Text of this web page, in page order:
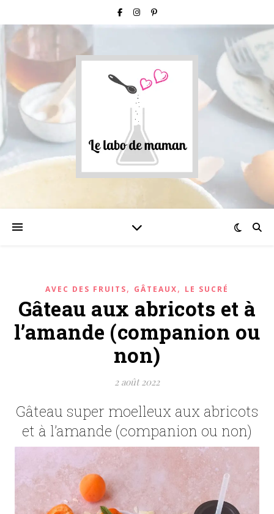
AVEC DES FRUITS, GÂTEAUX, LE SUCRÉ
Gâteau aux abricots et à
l’amande (companion ou
non)
2 août 2022
Gâteau super moelleux aux abricots
et à l’amande (companion ou non)